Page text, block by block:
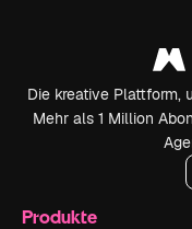
Die kreative Plattform,
Mehr als 1 Million
Produkte